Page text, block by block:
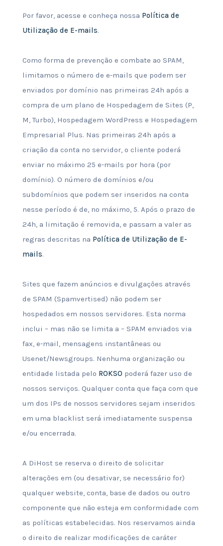
Por favor, acesse e conheça nossa Política de
Utilização de E-mails.
Como forma de prevenção e combate ao SPAM,
limitamos o número de e-mails que podem ser
enviados por domínio nas primeiras 24h após a
compra de um plano de Hospedagem de Sites (P,
M, Turbo), Hospedagem WordPress e Hospedagem
Empresarial Plus. Nas primeiras 24h após a
criação da conta no servidor, o cliente poderá
enviar no máximo 25 e-mails por hora (por
domínio). O número de domínios e/ou
subdomínios que podem ser inseridos na conta
nesse período é de, no máximo, 5. Após o prazo de
24h, a limitação é removida, e passam a valer as
regras descritas na Política de Utilização de E-
mails.
Sites que fazem anúncios e divulgações através
de SPAM (Spamvertised) não podem ser
hospedados em nossos servidores. Esta norma
inclui – mas não se limita a – SPAM enviados via
fax, e-mail, mensagens instantâneas ou
Usenet/Newsgroups. Nenhuma organização ou
entidade listada pelo ROKSO poderá fazer uso de
nossos serviços. Qualquer conta que faça com que
um dos IPs de nossos servidores sejam inseridos
em uma blacklist será imediatamente suspensa
e/ou encerrada.
A DiHost se reserva o direito de solicitar
alterações em (ou desativar, se necessário for)
qualquer website, conta, base de dados ou outro
componente que não esteja em conformidade com
as políticas estabelecidas. Nos reservamos ainda
o direito de realizar modificações de caráter